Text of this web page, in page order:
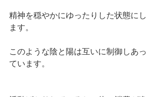
精神を穏やかにゆったりした状態にし
ます。
このような陰と陽は互いに制御しあっ
ています。